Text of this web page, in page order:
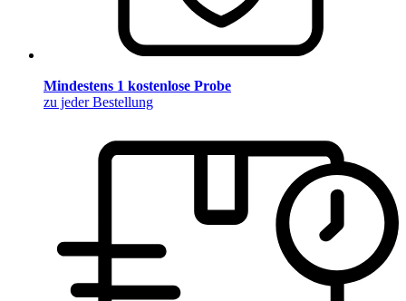
Mindestens 1 kostenlose Probe
zu jeder Bestellung